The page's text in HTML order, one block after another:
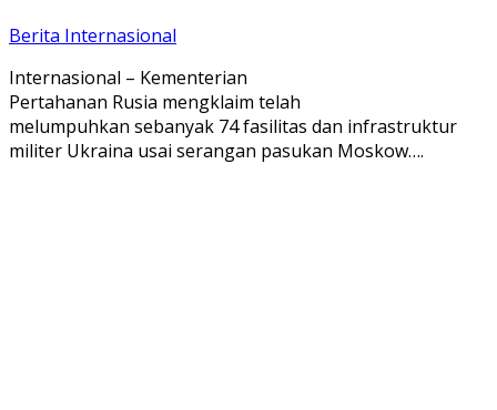
Berita Internasional
Internasional – Kementerian
Pertahanan Rusia mengklaim telah
melumpuhkan sebanyak 74 fasilitas dan infrastruktur
militer Ukraina usai serangan pasukan Moskow….